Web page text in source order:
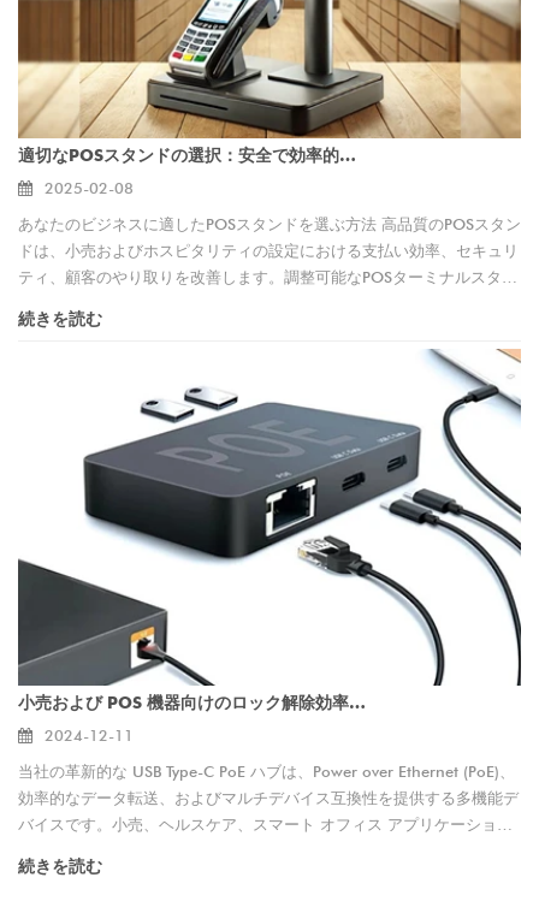
適切なPOSスタンドの選択：安全で効率的な支払いターミナルマウントのガイド
2025-02-08
あなたのビジネスに適したPOSスタンドを選ぶ方法 高品質のPOSスタン
ドは、小売およびホスピタリティの設定における支払い効率、セキュリ
ティ、顧客のやり取りを改善します。調整可能なPOSターミナルスタン
たは壁に取り付けられたPOSHORERが必要な場合でも、適切なスタンド
を選択すると、ワークフローとスペース管理が強化されます。
Goochainでは、さまざまな業界向けの耐久性のあるカスタマイズ可能
なPOSスタンドを製造しています。トップ製品を探索してください：
POSターミナルスタンドPS-1020 - 安全で調整可能なスムーズなトラン
ザクション。 2-in-1 POSスタンド - タブレットとカードリーダーの両
方をサポートします。 ユニバーサルセキュアPOSスタンド - 安定、人
間工学的、盗難抵抗性。 壁に取り付けられたPOSタブレットホルダー -
スペース節約で、セルフサービスキオスクに最適です。 POSスタンド
のメーカーおよびサプライヤーとして、OEM＆ODMのカスタマイズと
工場向け方向の価格設定を提供しています。あなたのビジネスに最適な
POSマウントを見つけるために、今日お問い合わせください！
続きを読む
小売および POS 機器向けのロック解除効率の多機能 USB Type-C PoE ハブ
2024-12-11
当社の革新的な USB Type-C PoE ハブは、Power over Ethernet (PoE)、
効率的なデータ転送、およびマルチデバイス互換性を提供する多機能デ
バイスです。小売、ヘルスケア、スマート オフィス アプリケーション
iPad ホスト機能、PD 高速充電を備えています。メーカーとして、当社
続きを読む